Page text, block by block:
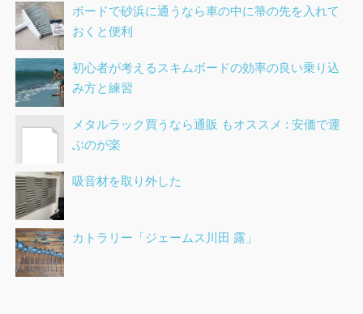
ボードで砂浜に通うなら車の中に箒の先を入れて
おくと便利
初心者が考えるスキムボードの効率の良い乗り込
み方と練習
メタルラック買うなら通販 もオススメ : 安価で運
ぶのが楽
吸音材を取り外した
カトラリー「ジェームス川田 露」